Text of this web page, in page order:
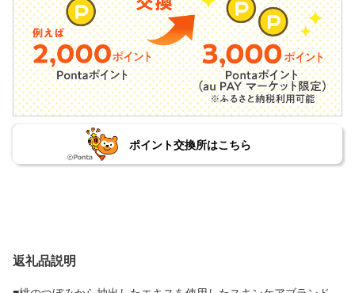
ポイント交換所はこちら
返礼品説明